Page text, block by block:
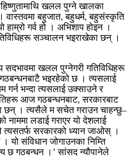
खलल पुग्ने खालका
बहुजात, बहुधर्म, बहुसंस्कृति
गर्व हो । अभिशाप होइन ।
सञ्चालन भइराखेका छन् ।
सदभावमा खलल पुग्नेगरी गतिविधिहरू
भइरहेको छ । त्यसलाई
गर्न भन्दा त्यसलाई उक्साउने र
आज गठबन्धनबाट, सरकारबाट
छन् । त्यसैले म सचेत गराउन चाहन्छु–
नाममा लडाई गराएर यो देशलाई
त्यसतर्फ सरकारको ध्यान जाओस् ।
यो संविधान जोगाउनका निम्ति
छ गठबन्धन ।’ सांसद न्यौपानेले